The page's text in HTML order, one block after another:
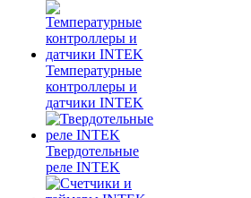
Температурные
контроллеры и
датчики INTEK
Твердотельные
реле INTEK